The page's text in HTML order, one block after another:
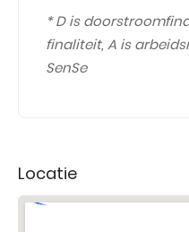
* D is
finaliteit, A is
SenSe
Locatie